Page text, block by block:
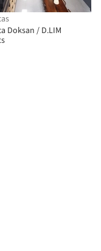
Doksan / D.LIM